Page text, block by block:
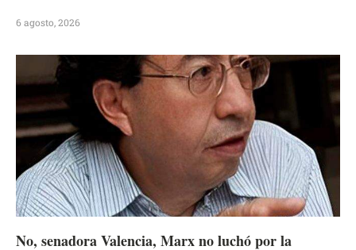
6 agosto, 2026
No, senadora Valencia, Marx no luchó por la